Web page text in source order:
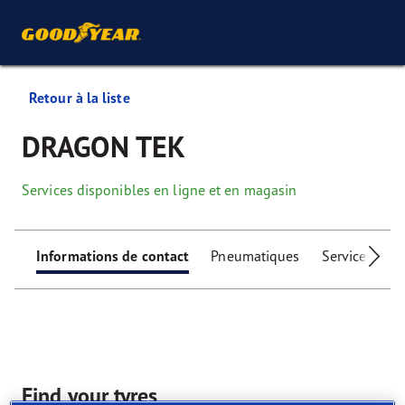
Retour à la liste
DRAGON TEK
Services disponibles en ligne et en magasin
Informations de contact Pneumatiques Services
Find your tyres